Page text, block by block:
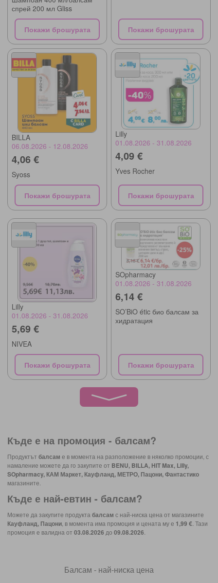
спрей 200 мл Gliss
Покажи брошурата Покажи брошурата
BILLA
06.08.2026 - 12.08.2026
4,06 €
Syoss
Покажи брошурата
Lilly
01.08.2026 - 31.08.2026
4,09 €
Yves Rocher
Покажи брошурата
Lilly
01.08.2026 - 31.08.2026
5,69 €
NIVEA
Покажи брошурата
SOpharmacy
01.08.2026 - 31.08.2026
6,14 €
SO’BiO étic био балсам за
хидратация
Покажи брошурата
Къде е на промоция - балсам?
Продуктът балсам е в момента на разположение в няколко промоции, с
намаление можете да го закупите от BENU, BILLA, HIT Max, Lilly,
SOpharmacy, КАМ Маркет, Кауфланд, МЕТРО, Пацони, Фантастико
магазините.
Къде е най-евтин - балсам?
Можете да закупите продукта балсам с най-ниска цена от магазините
Кауфланд, Пацони , в момента има промоция и цената му е 1,99 € . Тази
промоция е валидна от 03.08.2026 до 09.08.2026
Балсам - най-ниска цена